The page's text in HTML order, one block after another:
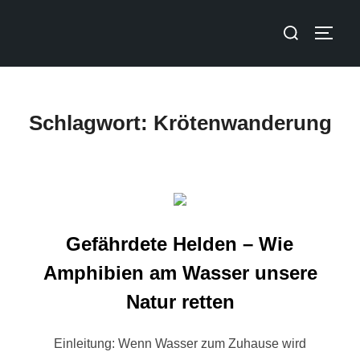
Schlagwort: Krötenwanderung
Gefährdete Helden – Wie
Amphibien am Wasser unsere
Natur retten
Einleitung: Wenn Wasser zum Zuhause wird